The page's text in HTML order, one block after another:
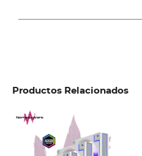
Productos Relacionados